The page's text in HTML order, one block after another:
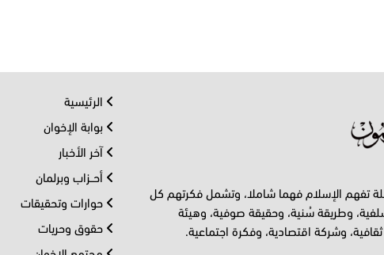
تفهم الإسلام فهما شاملا، وتشمل فكرتهم كل
وطريقة سُنية، وحقيقة صوفية، وهيئة
وشركة اقتصادية، وفكرة اجتماعية.
الرئيسية
بوابة الإخوان
آخر الأخبار
أحــزاب وبرلمان
حوارات وتحقيقات
حقوق وحريات